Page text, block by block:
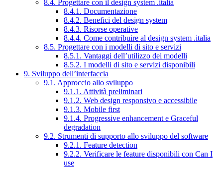
8.4. Progettare con il design system .italia
8.4.1. Documentazione
8.4.2. Benefici del design system
8.4.3. Risorse operative
8.4.4. Come contribuire al design system .italia
8.5. Progettare con i modelli di sito e servizi
8.5.1. Vantaggi dell’utilizzo dei modelli
8.5.2. I modelli di sito e servizi disponibili
9. Sviluppo dell’interfaccia
9.1. Approccio allo sviluppo
9.1.1. Attività preliminari
9.1.2. Web design responsivo e accessibile
9.1.3. Mobile first
9.1.4. Progressive enhancement e Graceful
degradation
9.2. Strumenti di supporto allo sviluppo del software
9.2.1. Feature detection
9.2.2. Verificare le feature disponibili con Can I
use